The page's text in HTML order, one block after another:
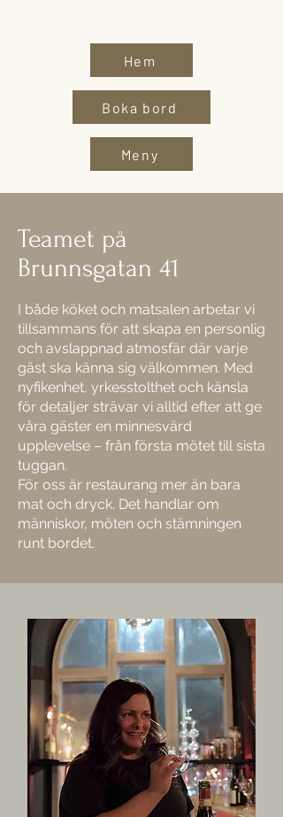
Boka bord
Meny
Hem
Teamet på
Brunnsgatan 41
I både köket och matsalen arbetar vi
tillsammans för att skapa en personlig
och avslappnad atmosfär där varje
gäst ska känna sig välkommen. Med
nyfikenhet, yrkesstolthet och känsla
för detaljer strävar vi alltid efter att ge
våra gäster en minnesvärd
upplevelse – från första mötet till sista
tuggan.
För oss är restaurang mer än bara
mat och dryck. Det handlar om
människor, möten och stämningen
runt bordet.